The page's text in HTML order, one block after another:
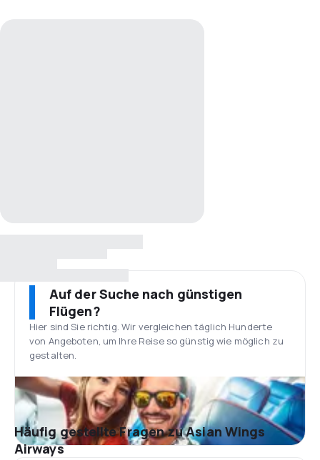
Auf der Suche nach günstigen
Flügen?
Hier sind Sie richtig. Wir vergleichen täglich Hunderte
von Angeboten, um Ihre Reise so günstig wie möglich zu
gestalten.
Häufig gestellte Fragen zu Asian Wings
Airways